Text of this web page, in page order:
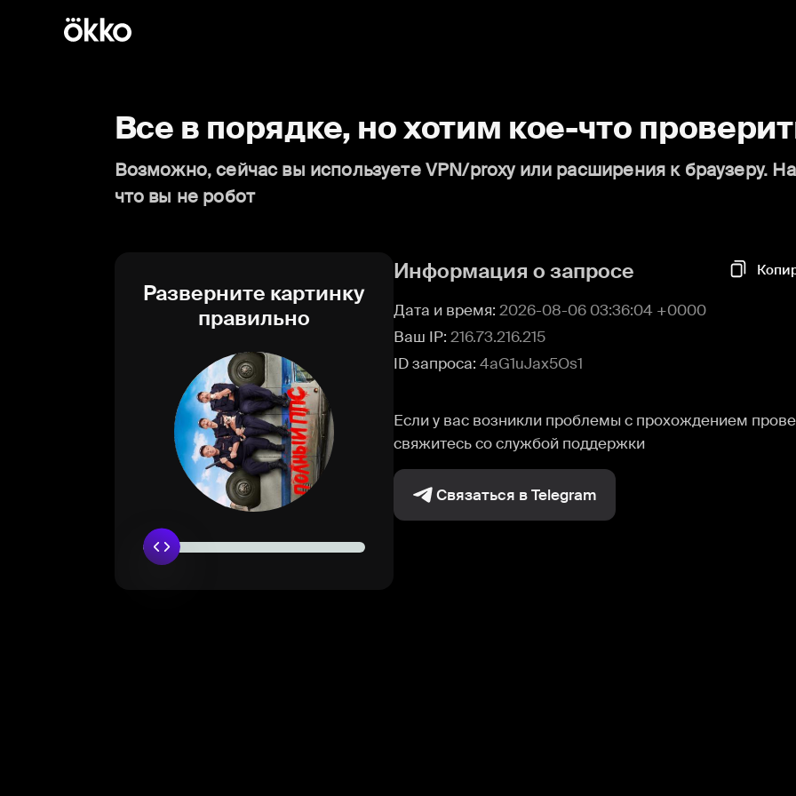
Все в порядке, но хотим кое-что
Возможно, сейчас вы используете VPN/proxy или расширения к браузеру.
что вы не робот
Разверните картинку
правильно
Информация о запросе
Дата и время: 2026-08-06 03:36:04 +0000
Ваш IP: 216.73.216.215
ID запроса: 4aG1uJax5Os1
Если у вас возникли проблемы с прохождением
свяжитесь со службой поддержки
Связаться в Telegram